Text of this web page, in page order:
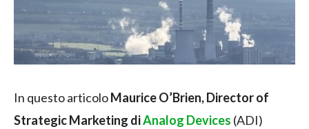
In questo articoloMaurice O’Brien, Director of
Strategic Marketing diAnalog Devices (ADI)